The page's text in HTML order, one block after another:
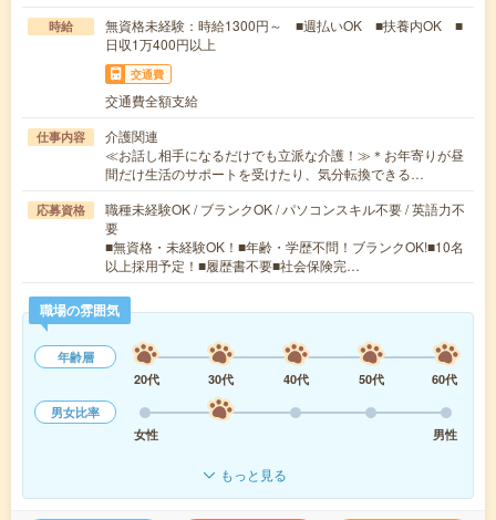
時給
無資格未経験：時給1300円～ ■週払いOK ■扶養内OK ■
日収1万400円以上
交通費
交通費全額支給
仕事内容
介護関連
≪お話し相手になるだけでも立派な介護！≫＊お年寄りが昼
間だけ生活のサポートを受けたり、気分転換できる…
応募資格
職種未経験OK / ブランクOK / パソコンスキル不要 / 英語力不
要
■無資格・未経験OK！■年齢・学歴不問！ブランクOK!■10名
以上採用予定！■履歴書不要■社会保険完…
職場の雰囲気
年齢層
20代
30代 40代 50代
60代
男女比率
女性
男性
もっと見る